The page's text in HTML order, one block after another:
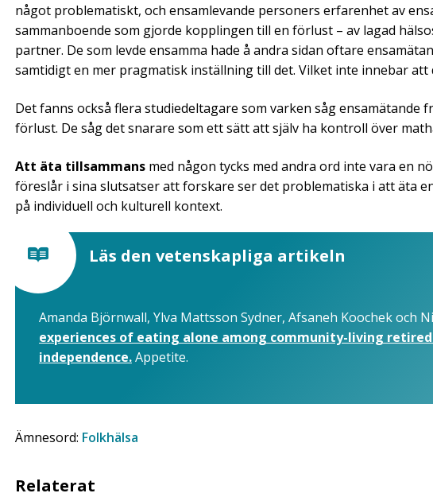
något problematiskt, och ensamlevande personers erfarenhet av
sammanboende som gjorde kopplingen till en förlust – av lagad
partner. De som levde ensamma hade å andra sidan oftare
samtidigt en mer pragmatisk inställning till det. Vilket inte innebar
Det fanns också flera studiedeltagare som varken såg ensamätande
förlust. De såg det snarare som ett sätt att själv ha kontroll över
Att äta tillsammans med någon tycks med andra ord inte vara en
föreslår i sina slutsatser att forskare ser det problematiska i att äta
på individuell och kulturell kontext.
Läs den vetenskapliga artikeln
Amanda Björnwall, Ylva Mattsson Sydner, Afsaneh Koochek och
experiences of eating alone among community-living retired
independence.Appetite.
Ämnesord: Folkhälsa
Relaterat